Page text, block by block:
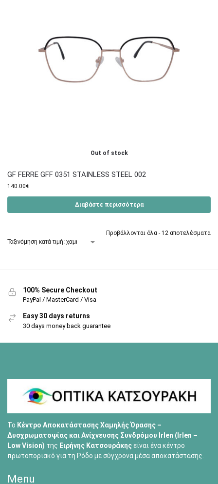
Out of stock
GF FERRE GFF 0351 STAINLESS STEEL 002
140.00€
Διαβάστε περισσότερα
Προβάλλονται όλα - 12 αποτελέσματα
100% Secure Checkout
PayPal / MasterCard / Visa
Easy 30 days returns
30 days money back guarantee
Το Κέντρο Αποκατάστασης Χαμηλής Όρασης –
Δυσχρωματοψίας και Ανίχνευσης Συνδρόμου Irlen (Irlen –
Low Vision) της Ειρήνης Κατσουράκηςείναι ένα κέντρο
πρωτοποριακό για τη Ρόδο με σύγχρονα μέσα αποκατάστασης.
Menu